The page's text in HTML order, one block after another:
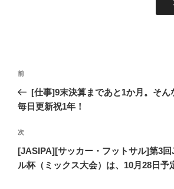
投
ナ
ゲ
ー
シ
過
去
の
稿
前
[仕事]9末決算まであと1か月。そん
毎日更新祝1年！
次
の
投
次
[JASIPA][サッカー・フットサル]第3
ル杯（ミックス大会）は、10月28日予